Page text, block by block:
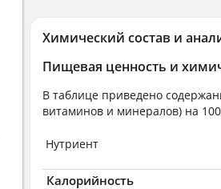
Химический состав и
Пищевая ценность и
В таблице приведено
витаминов и минералов) на
Нутриент
Калорийность